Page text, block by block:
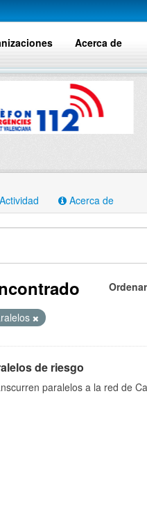
Acerca de
Acerca de
de riesgo
paralelos a la red de